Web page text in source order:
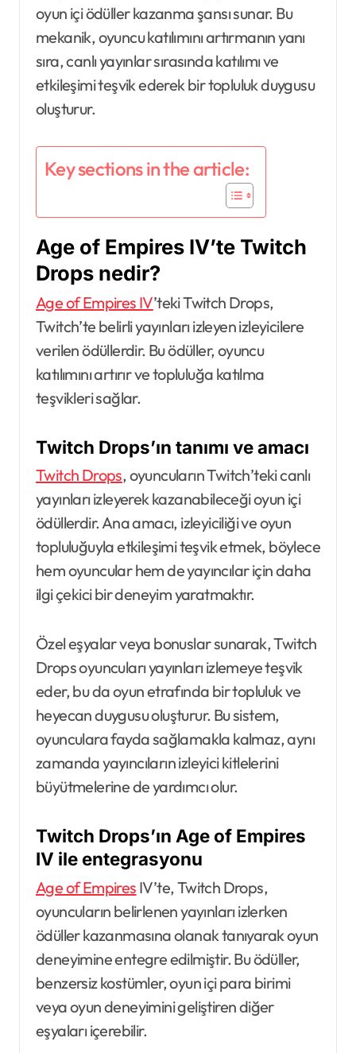
oyun içi ödüller kazanma şansı sunar. Bu
mekanik, oyuncu katılımını artırmanın yanı
sıra, canlı yayınlar sırasında katılımı ve
etkileşimi teşvik ederek bir topluluk duygusu
oluşturur.
Key sections in the article:
Age of Empires IV’te Twitch
Drops nedir?
Age of Empires IV’teki Twitch Drops,
Twitch’te belirli yayınları izleyen izleyicilere
verilen ödüllerdir. Bu ödüller, oyuncu
katılımını artırır ve topluluğa katılma
teşvikleri sağlar.
Twitch Drops’ın tanımı ve amacı
Twitch Drops, oyuncuların Twitch’teki canlı
yayınları izleyerek kazanabileceği oyun içi
ödüllerdir. Ana amacı, izleyiciliği ve oyun
topluluğuyla etkileşimi teşvik etmek, böylece
hem oyuncular hem de yayıncılar için daha
ilgi çekici bir deneyim yaratmaktır.
Özel eşyalar veya bonuslar sunarak, Twitch
Drops oyuncuları yayınları izlemeye teşvik
eder, bu da oyun etrafında bir topluluk ve
heyecan duygusu oluşturur. Bu sistem,
oyunculara fayda sağlamakla kalmaz, aynı
zamanda yayıncıların izleyici kitlelerini
büyütmelerine de yardımcı olur.
Twitch Drops’ın Age of Empires
IV ile entegrasyonu
Age of Empires IV’te, Twitch Drops,
oyuncuların belirlenen yayınları izlerken
ödüller kazanmasına olanak tanıyarak oyun
deneyimine entegre edilmiştir. Bu ödüller,
benzersiz kostümler, oyun içi para birimi
veya oyun deneyimini geliştiren diğer
eşyaları içerebilir.